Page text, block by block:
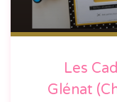
Les
Glénat